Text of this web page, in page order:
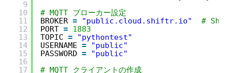
9
10
11
12
13
14
15
16
17
# MQTT ブローカー設定
BROKER = "public.cloud.shiftr.io"
#
PORT = 1883
TOPIC =
"pythontest"
USERNAME =
"public"
PASSWORD =
"public"
# MQTT クライアントの作成